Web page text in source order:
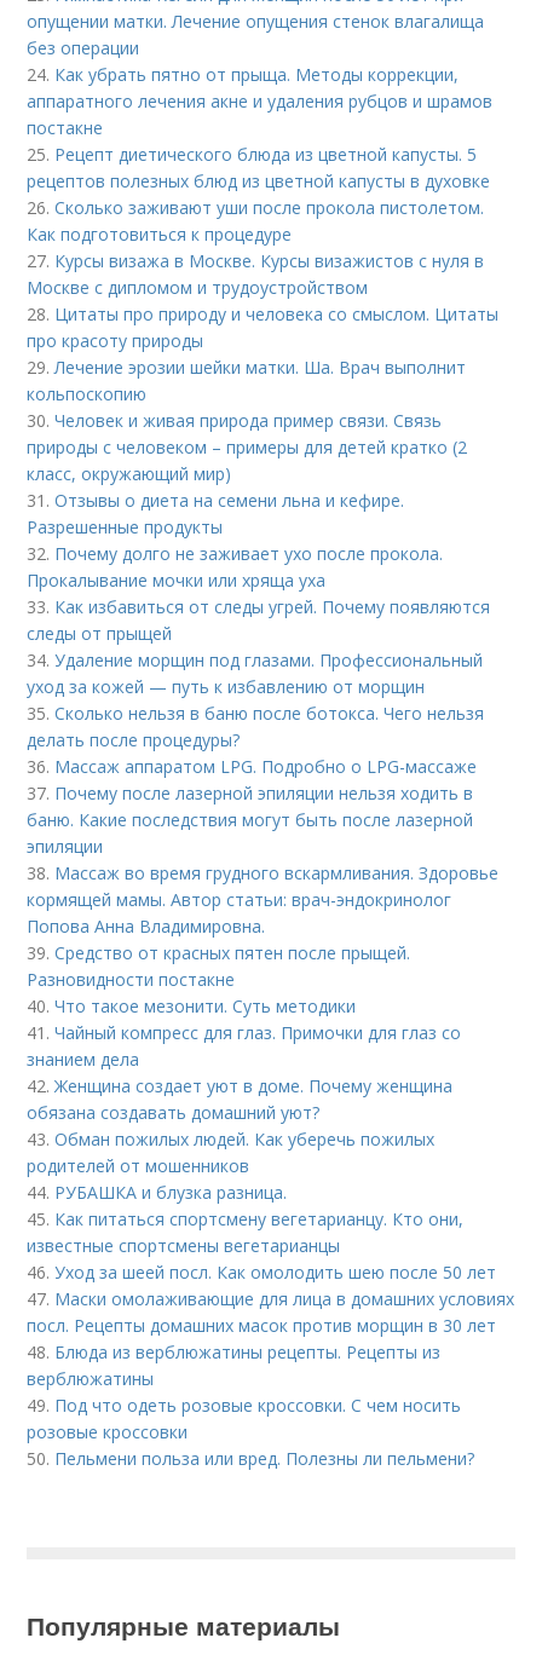
опущении матки. Лечение опущения стенок влагалища
без операции
24. Как убрать пятно от прыща. Методы коррекции,
аппаратного лечения акне и удаления рубцов и шрамов
постакне
25. Рецепт диетического блюда из цветной капусты. 5
рецептов полезных блюд из цветной капусты в духовке
26.Сколько заживают уши после прокола пистолетом.
Как подготовиться к процедуре
27. Курсы визажа в Москве. Курсы визажистов с нуля в
Москве с дипломом и трудоустройством
28. Цитаты про природу и человека со смыслом. Цитаты
про красоту природы
29.Лечение эрозии шейки матки. Ша. Врач выполнит
кольпоскопию
30.Человек и живая природа пример связи. Связь
природы с человеком – примеры для детей кратко (2
класс, окружающий мир)
31.Отзывы о диета на семени льна и кефире.
Разрешенные продукты
32. Почему долго не заживает ухо после прокола.
Прокалывание мочки или хряща уха
33. Как избавиться от следы угрей. Почему появляются
следы от прыщей
34.Удаление морщин под глазами. Профессиональный
уход за кожей — путь к избавлению от морщин
35.Сколько нельзя в баню после ботокса. Чего нельзя
делать после процедуры?
36. Массаж аппаратом LPG. Подробно о LPG-массаже
37. Почему после лазерной эпиляции нельзя ходить в
баню. Какие последствия могут быть после лазерной
эпиляции
38. Массаж во время грудного вскармливания. Здоровье
кормящей мамы. Автор статьи: врач-эндокринолог
Попова Анна Владимировна.
39.Средство от красных пятен после прыщей.
Разновидности постакне
40.Что такое мезонити. Суть методики
41.Чайный компресс для глаз. Примочки для глаз со
знанием дела
42.Женщина создает уют в доме. Почему женщина
обязана создавать домашний уют?
43.Обман пожилых людей. Как уберечь пожилых
родителей от мошенников
44. РУБАШКА и блузка разница.
45. Как питаться спортсмену вегетарианцу. Кто они,
известные спортсмены вегетарианцы
46.Уход за шеей посл. Как омолодить шею после 50 лет
47. Маски омолаживающие для лица в домашних условиях
посл. Рецепты домашних масок против морщин в 30 лет
48. Блюда из верблюжатины рецепты. Рецепты из
верблюжатины
49. Под что одеть розовые кроссовки. С чем носить
розовые кроссовки
50. Пельмени польза или вред. Полезны ли пельмени?
Популярные материалы